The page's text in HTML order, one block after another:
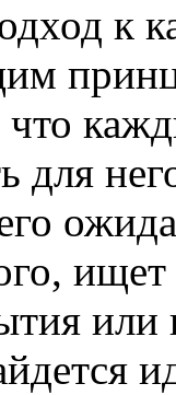
к
для
его
или